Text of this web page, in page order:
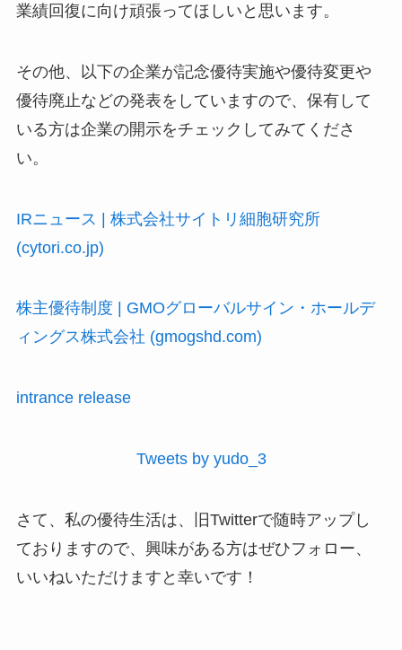
業績回復に向け頑張ってほしいと思います。
その他、以下の企業が記念優待実施や優待変更や
優待廃止などの発表をしていますので、保有して
いる方は企業の開示をチェックしてみてくださ
い。
IRニュース | 株式会社サイトリ細胞研究所
(cytori.co.jp)
株主優待制度 | GMOグローバルサイン・ホールデ
ィングス株式会社 (gmogshd.com)
intrance release
Tweets by yudo_3
さて、私の優待生活は、旧Twitterで随時アップし
ておりますので、興味がある方はぜひフォロー、
いいねいただけますと幸いです！